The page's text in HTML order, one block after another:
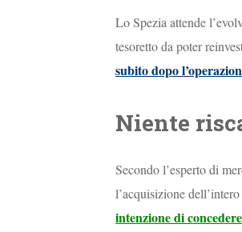
Lo Spezia attende
tesoretto da poter
subito dopo
Niente
Secondo l’esperto di
l’acquisizione
intenzione di